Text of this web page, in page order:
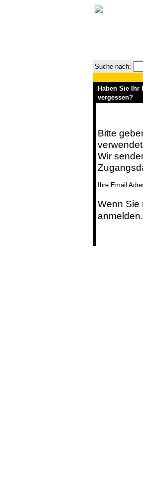
Suche nach:
Haben Sie Ihr
vergessen?
Bitte
Wir
Ihre Email
Wenn
anmelden.